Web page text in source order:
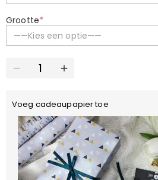
Grootte*
——Kies een optie——
Voeg cadeaupapier toe